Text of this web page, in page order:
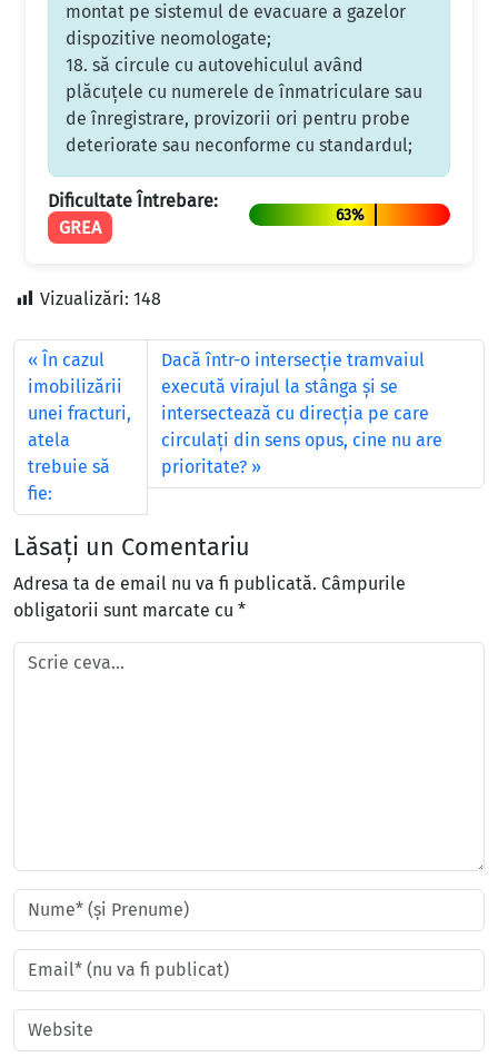
montat pe sistemul de evacuare a gazelor
dispozitive neomologate;
18. să circule cu autovehiculul având
plăcuţele cu numerele de înmatriculare sau
de înregistrare, provizorii ori pentru probe
deteriorate sau neconforme cu standardul;
Dificultate Întrebare:
GREA
63%
Vizualizări: 148
În cazul
imobilizării
unei fracturi,
atela
trebuie să
fie:
Dacă într-o intersecţie tramvaiul
execută virajul la stânga şi se
intersectează cu direcţia pe care
circulaţi din sens opus, cine nu are
prioritate?
Lăsați un Comentariu
Adresa ta de email nu va fi publicată. Câmpurile
obligatorii sunt marcate cu *